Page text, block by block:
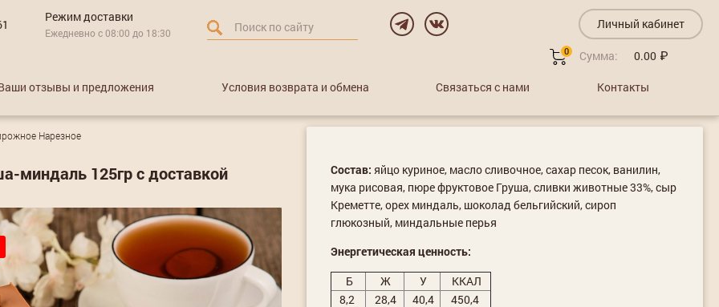
Режим доставки
Ежедневно с 08:00 до 18:30
Личный кабинет
0 Сумма: 0.00
отзывы и предложения Условия возврата и обмена Связаться с нами Контакты
Нарезное
миндаль 125гр с доставкой Состав: яйцо куриное, масло сливочное, сахар песок, ванилин,
мука рисовая, пюре фруктовое Груша, сливки животные 33%, сыр
Креметте, орех миндаль, шоколад бельгийский, сироп
глюкозный, миндальные перья
Энергетическая ценность:
Б
Ж У
ККАЛ
8,2
28,4 40,4 450,4